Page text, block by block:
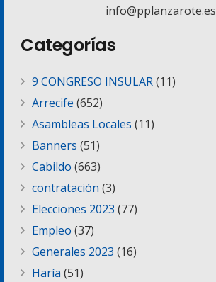
info@pplanzarote.es
Categorías
9 CONGRESO INSULAR(11)
Arrecife (652)
Asambleas Locales (11)
Banners (51)
Cabildo (663)
contratación (3)
Elecciones 2023 (77)
Empleo (37)
Generales 2023 (16)
Haría (51)